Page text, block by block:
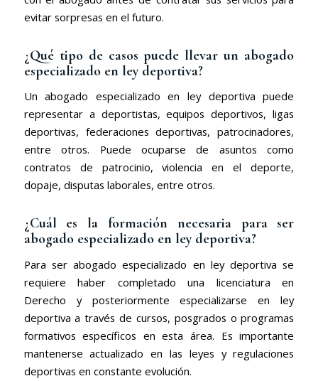
evitar sorpresas en el futuro.
¿Qué tipo de casos puede llevar un abogado
especializado en ley deportiva?
Un abogado especializado en ley deportiva puede
representar a deportistas, equipos deportivos, ligas
deportivas, federaciones deportivas, patrocinadores,
entre otros. Puede ocuparse de asuntos como
contratos de patrocinio, violencia en el deporte,
dopaje, disputas laborales, entre otros.
¿Cuál es la formación necesaria para ser
abogado especializadoen ley deportiva?
Para ser abogado especializado en ley deportiva se
requiere haber completado una licenciatura en
Derecho y posteriormente especializarse en ley
deportiva a través de cursos, posgrados o programas
formativos específicos en esta área. Es importante
mantenerse actualizado en las leyes y regulaciones
deportivas en constante evolución.